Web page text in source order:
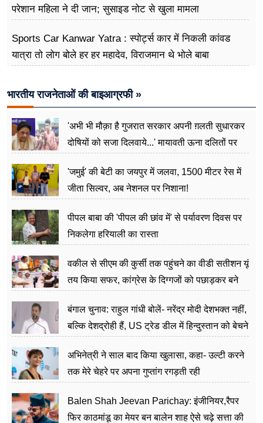
परेशान महिला ने दी जान; सुसाइड नोट से खुला मामला
Sports Car Kanwar Yatra : स्पोर्ट्स कार में निकली कांवड
यात्रा तो लोग बोले हर हर महादेव, विराजमान थे भोले बाबा
भारतीय राजनेताओं की बाइआग्रफी »
'अभी भी मौक़ा है गुजरात सरकार अपनी ग़लती सुधारकर
दोषियों को सजा दिलवाये...' मायावती ऊना दलितों पर
'जमुई' की बेटी का जयपुर में जलवा, 1500 मीटर रेस में
जीता सिल्वर, अब नेशनल पर निशाना!
पीपल बाबा की 'पीपल की छांव में' से पर्यावरण दिवस पर
निकलेगा हरियाली का रास्ता
वकील से सीएम की कुर्सी तक पहुंचने का वीडी सतीशन यूं
तय किया सफर, कांग्रेस के दिग्गजों को पछाड़कर बने
बंगाल चुनाव: राहुल गांधी बोलें- नरेंद्र मोदी देशभक्त नहीं,
बल्कि देशद्रोही हैं, US ट्रेड डील में हिन्दुस्तान को बेचने
अभिनेत्री ने साल बाद किया खुलासा, कहा- उल्टी करने
तक मेरे चेहरे पर अपना गुप्तांग रगड़ती रही
Balen Shah Jeevan Parichay: इंजीनियर,रैपर
फिर काठमांडू का मेयर बन बालेन शाह ऐसे चढ़े सत्ता की